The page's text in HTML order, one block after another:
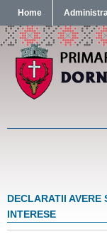
Home
DECLARATII AVERE
INTERESE